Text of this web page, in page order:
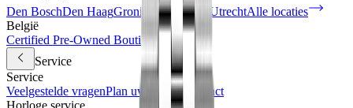
Den BoschDen HaagGroningenHaarlem UtrechtAlle locaties
België
Certified Pre-Owned Boutique
Service
Service
Veelgestelde vragenPlan uw bezoek
Contact
Horloge service